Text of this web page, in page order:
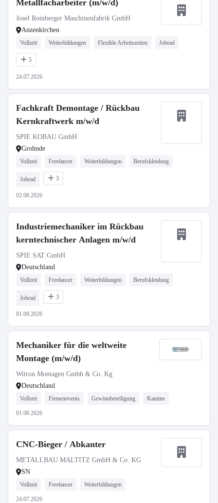
Metallfacharbeiter (m/w/d)
Josef Romberger Maschinenfabrik GmbH
Anzenkirchen
Vollzeit Weiterbildungen Flexible Arbeitszeiten Jobrad
5
24.07.2026
Fachkraft Demontage / Rückbau
Kernkraftwerk m/w/d
SPIE KOBAU GmbH
Grohnde
Vollzeit Freelancer Weiterbildungen Berufskleidung
Jobrad 3
02.08.2026
Industriemechaniker im Rückbau
kerntechnischer Anlagen m/w/d
SPIE SAT GmbH
Deutschland
Vollzeit Freelancer Weiterbildungen Berufskleidung
Jobrad 3
01.08.2026
Mechaniker für die weltweite
Montage (m/w/d)
Witron Montagen Gmbh & Co. Kg
Deutschland
Vollzeit Firmenevents Gewinnbeteiligung Kantine
01.08.2026
CNC-Bieger / Abkanter
METALLBAU MALTITZ GmbH & Co. KG
SN
Vollzeit Freelancer Weiterbildungen
24.07.2026